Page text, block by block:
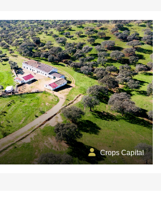
Crops Capital